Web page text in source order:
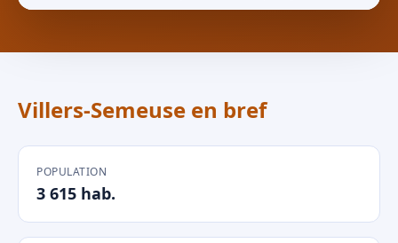
Villers-Semeuse en bref
POPULATION
3 615 hab.